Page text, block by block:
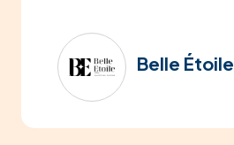
Belle Étoile